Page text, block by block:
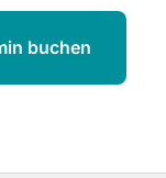
buchen